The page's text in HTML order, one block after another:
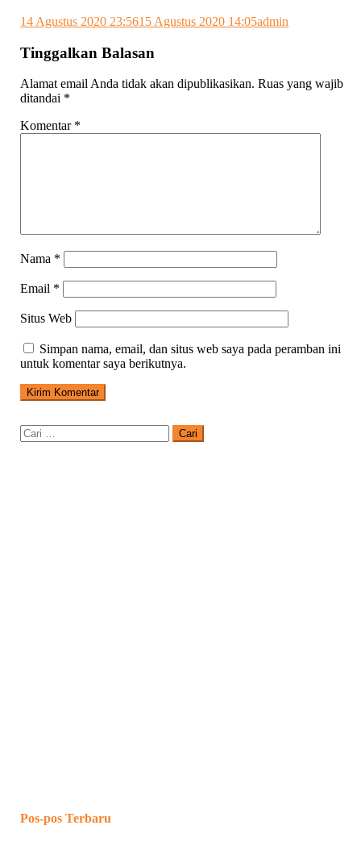
14 Agustus 2020 23:5615 Agustus 2020 14:05admin
Tinggalkan Balasan
Alamat email Anda tidak akan dipublikasikan. Ruas yang wajib
ditandai *
Komentar *
Nama *
Email *
Situs Web
Simpan nama, email, dan situs web saya pada peramban ini
untuk komentar saya berikutnya.
Cari
untuk:
Pos-pos Terbaru